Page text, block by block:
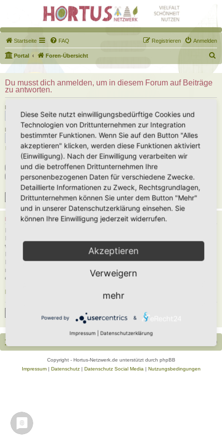
Startseite FAQ Anmelden
Registrieren
Portal Foren-Übersicht
u
Du musst dich anmelden, um in diesem Forum auf Beiträge
zu antworten.
Benutzername:
Passwort:
Ich habe mein Passwort vergessen
Angemeldet bleiben
Meinen Online-Status während dieser Sitzung verbergen
REGISTRIEREN
weitere Funktionen zuzugreifen. Die Board-Administration kann registrierten
Benutzern auch zusätzliche Berechtigungen zuweisen. Beachte bitte unsere
Nutzungsbedingungen und die verwandten Regelungen, bevor du dich
registrierst. Bitte beachte auch die jeweiligen Forenregeln, wenn du dich in
diesem Board bewegst.
Datenschutzerklärung
UTC+02:00
Copyright - Hortus-Netzwerk.de unterstützt durch phpBB
Impressum| Datenschutz| Datenschutz Social Media Nutzungsbedingungen
Diese Seite nutzt einwilligungsbedürftige Cookies und
Technologien von Drittunternehmen zur Integration
bestimmter Funktionen. Wenn Sie auf den Button "Alles
akzeptieren" klicken, werden diese Funktionen aktiviert
(Einwilligung). Nach der Einwilligung verarbeiten wir
und die betroffenen Drittunternehmen Ihre
personenbezogenen Daten für verschiedene Zwecke.
Detaillierte Informationen zu Zweck, Rechtsgrundlagen,
Drittunternehmen können Sie unter dem Button "Mehr"
und in unserer Datenschutzerklärung einsehen. Sie
können Ihre Einwilligung jederzeit widerrufen.
Akzeptieren
Verweigern
mehr
Powered by &
Impressum Datenschutzerklärung